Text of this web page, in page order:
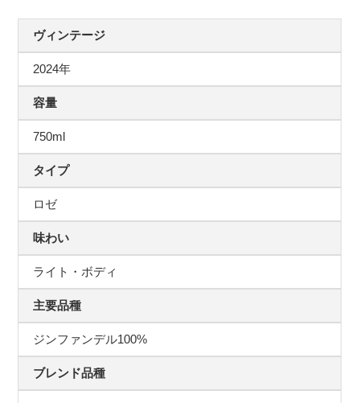
ヴィンテージ
2024年
容量
750ml
タイプ
ロゼ
味わい
ライト・ボディ
主要品種
ジンファンデル100%
ブレンド品種